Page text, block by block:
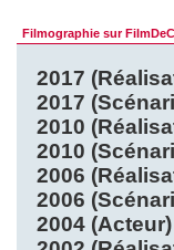
Filmographie sur
2017
2017
2010
2010
2006
2006
2004 (Acteur)